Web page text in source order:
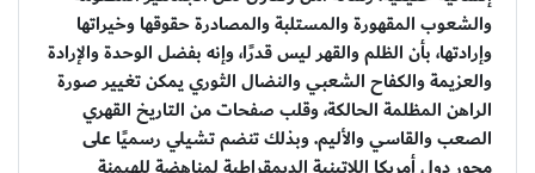
والشعوب المقهورة والمستلبة والمصادرة حقوقها وخيراتها
وإرادتها، بأن الظلم والقهر ليس قدرًا، وإنه بفضل الوحدة والإرادة
والعزيمة والكفاح الشعبي والنضال الثوري يمكن تغيير صورة
الراهن المظلمة الحالكة، وقلب صفحات من التاريخ القهري
الصعب والقاسي والأليم. وبذلك تنضم تشيلي رسميًا على